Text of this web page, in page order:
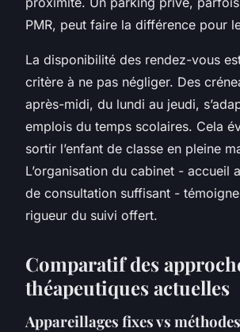
PMR, peut faire la différence pour
La disponibilité des rendez-vous
critère à ne pas négliger. Des
après-midi, du lundi au jeudi,
emplois du temps scolaires. Cela
sortir l’enfant de classe en pleine
L’organisation du cabinet - accueil
de consultation suffisant -
rigueur du suivi offert.
Comparatif des
théapeutiques actuelles
Appareillages fixes vs